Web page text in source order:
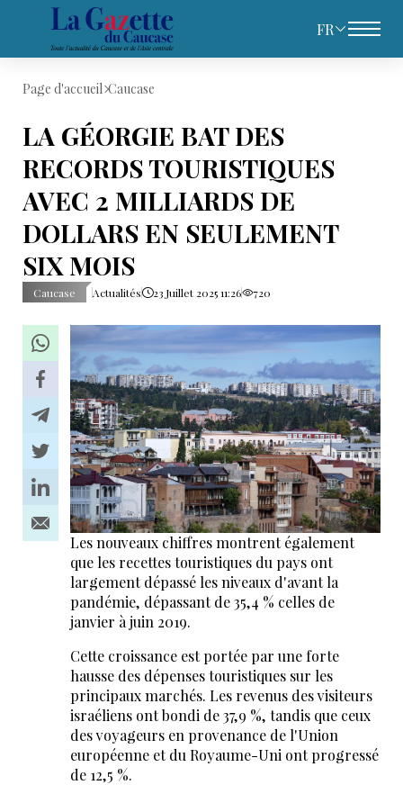
FR
Page d'accueil Caucase
LA GÉORGIE BAT DES
RECORDS TOURISTIQUES
AVEC 2 MILLIARDS DE
DOLLARS EN SEULEMENT
SIX MOIS
Caucase Actualités 23 Juillet 2025 11:26 720
Les nouveaux chiffres montrent également
que les recettes touristiques du pays ont
largement dépassé les niveaux d'avant la
pandémie, dépassant de 35,4 % celles de
janvier à juin 2019.
Cette croissance est portée par une forte
hausse des dépenses touristiques sur les
principaux marchés. Les revenus des visiteurs
israéliens ont bondi de 37,9 %, tandis que ceux
des voyageurs en provenance de l'Union
européenne et du Royaume-Uni ont progressé
de 12,5 %.